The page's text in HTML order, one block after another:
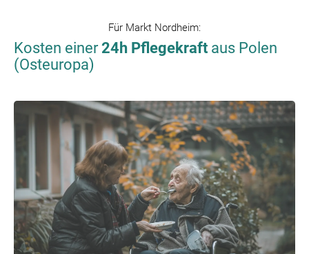
Für Markt Nordheim:
Kosten einer24h Pflegekraft aus Polen
(Osteuropa)